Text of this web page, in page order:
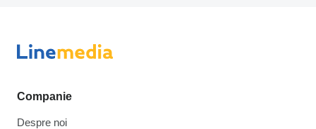
Companie
Despre noi